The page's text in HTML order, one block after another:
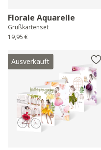
Florale Aquarelle
Grußkartenset
19,95 €
Ausverkauft